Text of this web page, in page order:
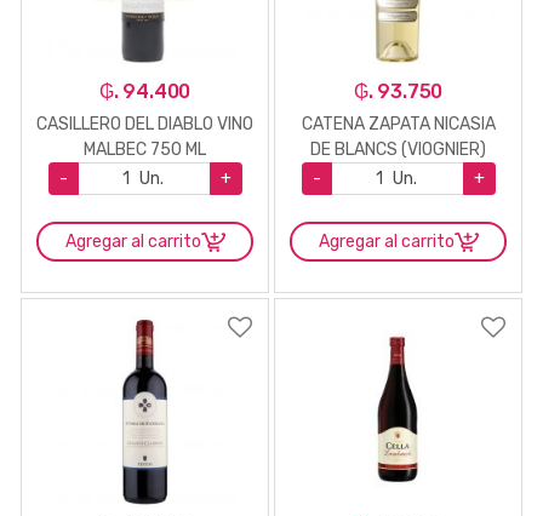
₲. 94.400
CASILLERO DEL DIABLO VINO
MALBEC 750 ML
-
Un. +
Agregar al carrito
₲. 93.750
CATENA ZAPATA NICASIA
DE BLANCS (VIOGNIER)
750ML
- Un. +
Agregar al carrito